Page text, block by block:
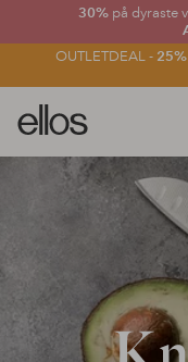
30% på dyraste
OUTLETDEAL -
Ellos
logotyp